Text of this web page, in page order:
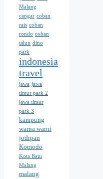
Malang
cangar coban
rais coban
rondo coban
talun dino
park
indonesia
travel
jawa jawa
timur park 2
jawa timur
park 3
kampung
warna warni
jodipan
Komodo
Kota Batu
Malang
malang